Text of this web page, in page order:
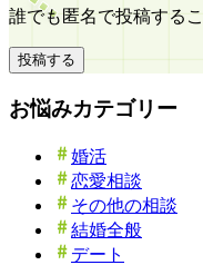
誰でも匿名で投稿する
投稿する
お悩みカテゴリー
婚活
恋愛相談
その他の相談
結婚全般
デート